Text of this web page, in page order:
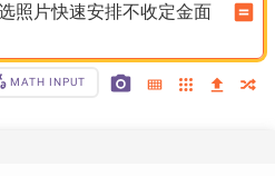
照片快速安排不收定金面
MATH INPUT